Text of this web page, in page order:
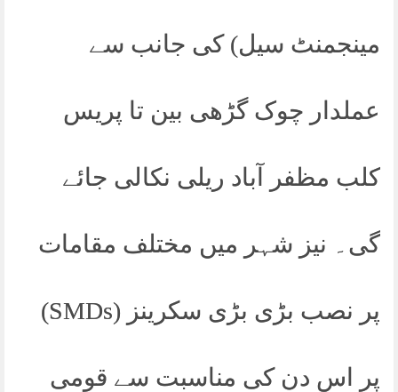
مینجمنٹ سیل) کی جانب سے
عملدار چوک گڑھی بین تا پریس
کلب مظفر آباد ریلی نکالی جائے
گی۔ نیز شہر میں مختلف مقامات
پر نصب بڑی بڑی سکرینز (SMDs)
پر اس دن کی مناسبت سے قومی